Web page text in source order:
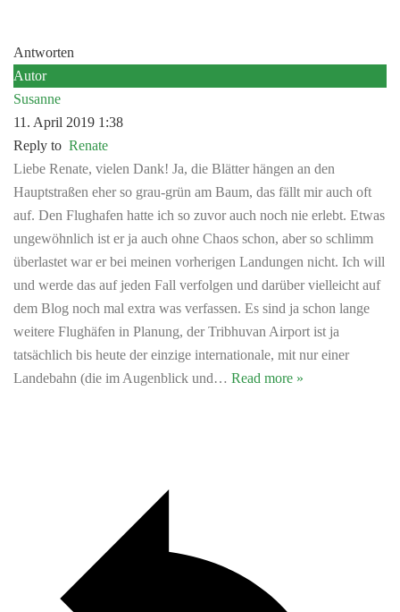
Antworten
Autor
Susanne
11. April 2019 1:38
Reply to Renate
Liebe Renate, vielen Dank! Ja, die Blätter hängen an den
Hauptstraßen eher so grau-grün am Baum, das fällt mir auch oft
auf. Den Flughafen hatte ich so zuvor auch noch nie erlebt. Etwas
ungewöhnlich ist er ja auch ohne Chaos schon, aber so schlimm
überlastet war er bei meinen vorherigen Landungen nicht. Ich will
und werde das auf jeden Fall verfolgen und darüber vielleicht auf
dem Blog noch mal extra was verfassen. Es sind ja schon lange
weitere Flughäfen in Planung, der Tribhuvan Airport ist ja
tatsächlich bis heute der einzige internationale, mit nur einer
Landebahn (die im Augenblick und… Read more »